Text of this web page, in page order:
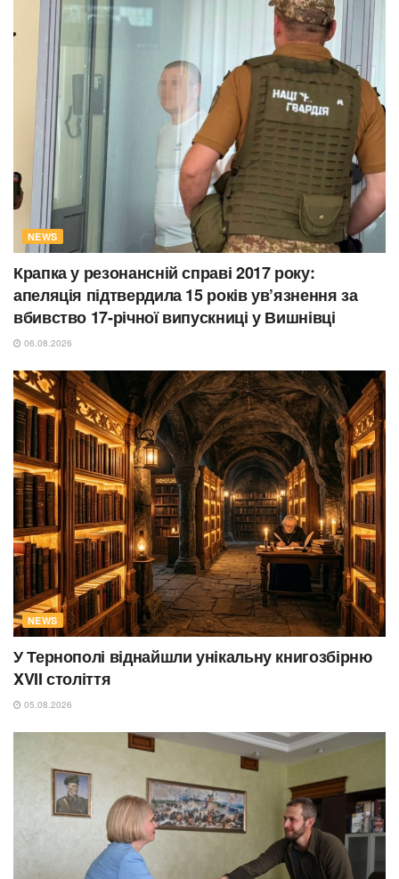
NEWS
Крапка у резонансній справі 2017 року:
апеляція підтвердила 15 років ув’язнення за
вбивство 17-річної випускниці у Вишнівці
06.08.2026
NEWS
У Тернополі віднайшли унікальну книгозбірню
XVII століття
05.08.2026